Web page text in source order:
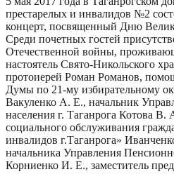
престарелых и инвалидов №2
концерт, посвященный Дню
Среди почетных гостей
Отечественной войны,
настоятель Свято-Никольского
протоиерей Роман Романов,
Думы по 21-му избирательному
Вакуленко А. Е., начальник
населения г. Таганрога Котова
социального обслуживания
инвалидов г.Таганрога»
начальника Управления
Корниенко И. Е., заместитель